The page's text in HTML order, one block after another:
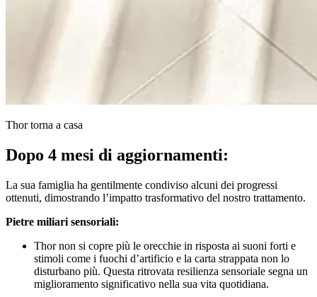
Thor torna a casa
Dopo 4 mesi di aggiornamenti:
La sua famiglia ha gentilmente condiviso alcuni dei progressi
ottenuti, dimostrando l’impatto trasformativo del nostro trattamento.
Pietre miliari sensoriali:
Thor non si copre più le orecchie in risposta ai suoni forti e
stimoli come i fuochi d’artificio e la carta strappata non lo
disturbano più. Questa ritrovata resilienza sensoriale segna un
miglioramento significativo nella sua vita quotidiana.